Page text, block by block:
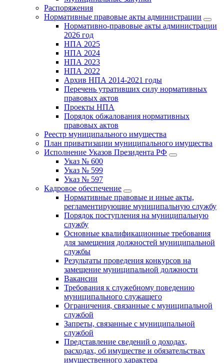
Распоряжения
Нормативные правовые акты администрации
Нормативно-правовые акты администрации
2026 год
НПА 2025
НПА 2024
НПА 2023
НПА 2022
Архив НПА 2014-2021 годы
Перечень утративших силу нормативных
правовых актов
Проекты НПА
Порядок обжалования нормативных
правовых актов
Реестр муниципального имущества
План приватизации муниципального имущества
Исполнение Указов Президента РФ
Указ № 600
Указ № 599
Указ № 597
Кадровое обеспечение
Нормативные правовые и иные акты,
регламентирующие муниципальную службу
Порядок поступления на муниципальную
службу
Основные квалификационные требования
для замещения должностей муниципальной
службы
Результаты проведения конкурсов на
замещение муниципальной должности
Вакансии
Требования к служебному поведению
муниципального служащего
Ограничения, связанные с муниципальной
службой
Запреты, связанные с муниципальной
службой
Представление сведений о доходах,
расходах, об имуществе и обязательствах
имущественного характера